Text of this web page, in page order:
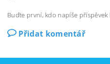
Buďte první, kdo napíše příspěvek
Přidat komentář